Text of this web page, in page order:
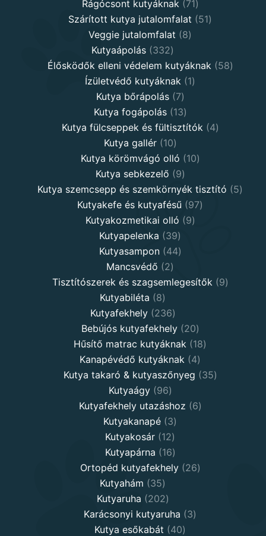
Rágócsont kutyáknak 7171
products
Szárított kutya jutalomfalat 5151
Veggie jutalomfalat 88
Kutyaápolás 332332
products
Élősködők elleni védelem kutyáknak 5858
Ízületvédő kutyáknak 11
Kutya bőrápolás 77
products
Kutya fogápolás 1313
products
Kutya fülcseppek és fültisztítók 44
Kutya gallér 1010
products
Kutya körömvágó olló 1010
Kutya sebkezelő 99
products
Kutya szemcsepp és szemkörnyék tisztító 55
Kutyakefe és kutyafésű 9797
Kutyakozmetikai olló 99
Kutyapelenka 3939
products
Kutyasampon 4444
Mancsvédő 22
products
Tisztítószerek és szagsemlegesítők 99
Kutyabiléta 88
products
Kutyafekhely 236236
products
Bebújós kutyafekhely 2020
products
Hűsítő matrac kutyáknak 1818
Kanapévédő kutyáknak 44
products
Kutya takaró & kutyaszőnyeg 3535
Kutyaágy 9696
products
Kutyafekhely utazáshoz 66
Kutyakanapé 33
products
Kutyakosár 1212
products
Kutyapárna 1616
products
Ortopéd kutyafekhely 2626
Kutyahám 3535
products
Kutyaruha 202202
products
Karácsonyi kutyaruha 33
Kutya esőkabát 4040